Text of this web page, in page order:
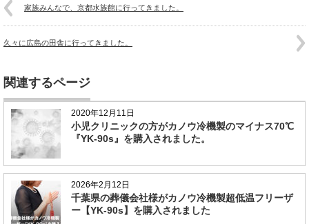
家族みんなで、京都水族館に行ってきました。
久々に広島の田舎に行ってきました。
関連するページ
2020年12月11日
小児クリニックの方がカノウ冷機製のマイナス70℃
『YK-90s』を購入されました。
2026年2月12日
千葉県の葬儀会社様がカノウ冷機製超低温フリーザ
ー【YK-90s】を購入されました